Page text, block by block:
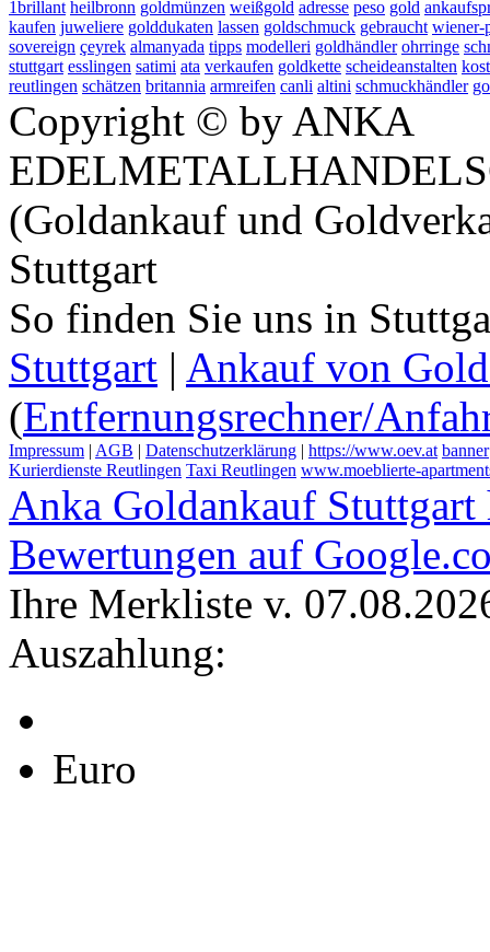
1brillant heilbronn goldmünzen weißgold adresse peso gold
kaufen juweliere golddukaten lassen goldschmuck gebraucht wiener-
sovereign çeyrek almanyada tipps modelleri goldhändler ohrringe
stuttgart esslingen satimi ata verkaufen goldkette scheideanstalten
reutlingen schätzen britannia armreifen canli altini schmuckhändler
Copyright © by ANKA
(Goldankauf und
Stuttgart
So finden Sie uns in
Stuttgart | Ankauf von
(Entfernungsrechner/
Impressum | AGB | Datenschutzerklärung | https://www.oev.at banner
Kurierdienste Reutlingen Taxi Reutlingen www.moeblierte-
Anka Goldankauf Stuttgart
Bewertungen auf
Ihre Merkliste v.
Auszahlung:
Euro